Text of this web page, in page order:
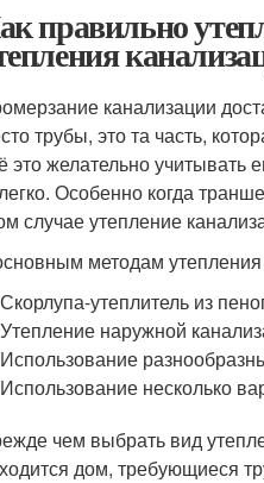
правильно
канализации
трубы, это та часть,
это желательно
Особенно когда
случае утепление
методам
Скорлупа-утеплитель из
Утепление наружной
Использование
Использование несколько
чем выбрать вид
дом, требующиеся